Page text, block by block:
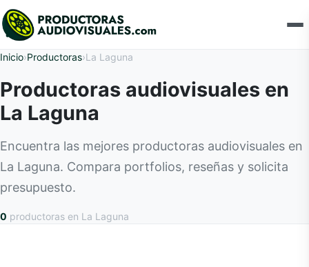
Inicio›Productoras›La Laguna
Productoras audiovisuales en
La Laguna
Encuentra las mejores productoras audiovisuales en
La Laguna. Compara portfolios, reseñas y solicita
presupuesto.
0 productoras en La Laguna